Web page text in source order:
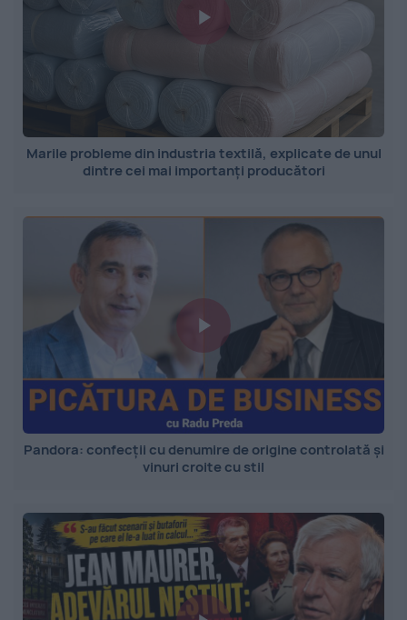
Marile probleme din industria textilă, explicate de unul
dintre cei mai importanți producători
Pandora: confecții cu denumire de origine controlată și
vinuri croite cu stil